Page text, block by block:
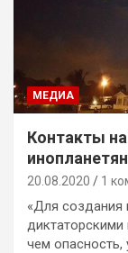
МЕДИА
Контакты
20.08.2020 1
«Для создания
чем